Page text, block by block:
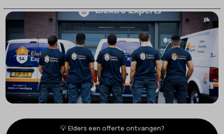
💡 Elders een offerte ontvangen?